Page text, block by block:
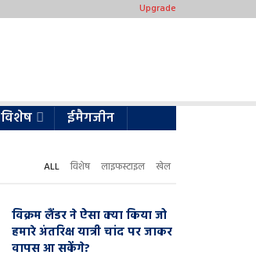
Upgrade
विशेष ईमैगजीन
ALL विशेष लाइफस्टाइल खेल
विक्रम लैंडर ने ऐसा क्या किया जो
हमारे अंतरिक्ष यात्री चांद पर जाकर
वापस आ सकेंगे?